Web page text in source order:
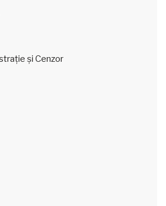
și Cenzor